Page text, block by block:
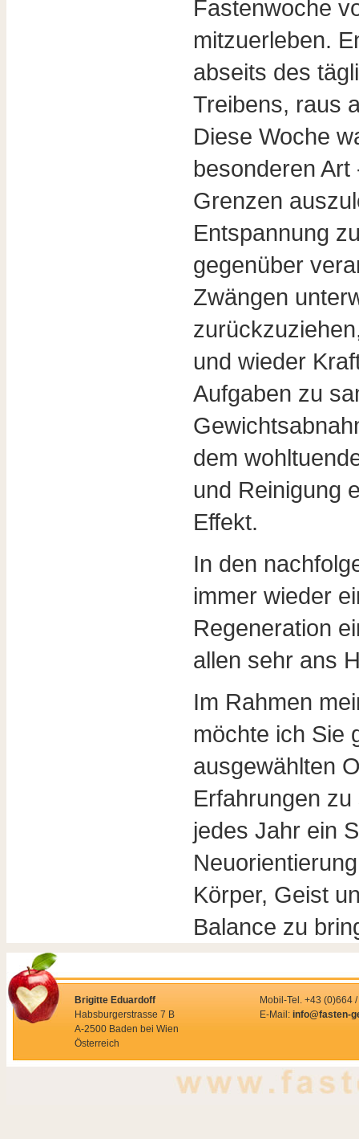
Fastenwoche
mitzuerleben.
abseits des
Treibens, raus
Diese Woche
besonderen
Grenzen
Entspannung
gegenüber
Zwängen
und wieder
Aufgaben zu
dem
und Reinigung
Effekt.
In den
immer wieder
Regeneration
allen sehr ans
Im Rahmen
möchte ich Sie
ausgewählten
Erfahrungen
jedes Jahr ein
Körper, Geist
Balance zu
Brigitte Eduardoff
Habsburgerstrasse 7 B
A-2500 Baden bei Wien
Österreich
Mobil-Tel. +43 (0)664
E-Mail: info@fasten-